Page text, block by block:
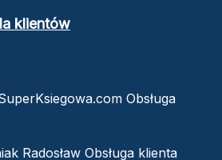
klientów
Obsługa
Radosław Obsługa klienta